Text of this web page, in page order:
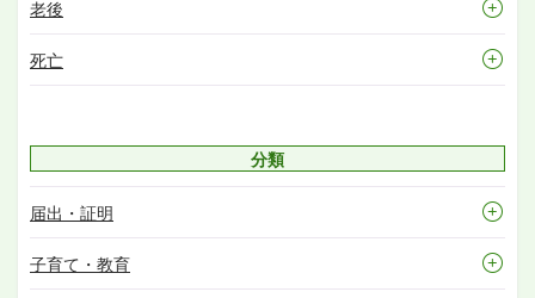
老後
死亡
分類
届出・証明
子育て・教育